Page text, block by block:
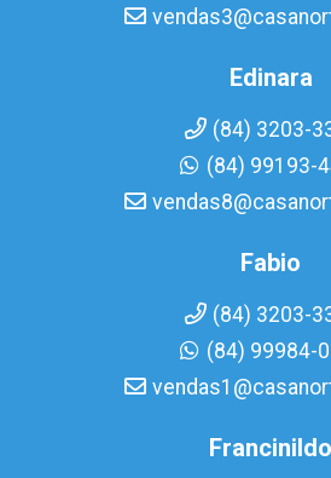
Edinara
(84) 3203-
(84) 99193-
Fabio
(84) 3203-
(84) 99984-
Francinildo